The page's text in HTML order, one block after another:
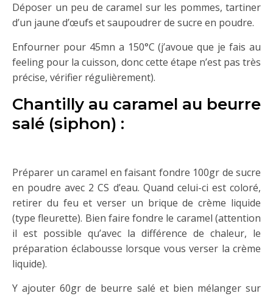
Déposer un peu de caramel sur les pommes, tartiner
d’un jaune d’œufs et saupoudrer de sucre en poudre.
Enfourner pour 45mn a 150°C (j’avoue que je fais au
feeling pour la cuisson, donc cette étape n’est pas très
précise, vérifier régulièrement).
Chantilly au caramel au beurre
salé (siphon) :
Préparer un caramel en faisant fondre 100gr de sucre
en poudre avec 2 CS d’eau. Quand celui-ci est coloré,
retirer du feu et verser un brique de crème liquide
(type fleurette). Bien faire fondre le caramel (attention
il est possible qu’avec la différence de chaleur, le
préparation éclabousse lorsque vous verser la crème
liquide).
Y ajouter 60gr de beurre salé et bien mélanger sur